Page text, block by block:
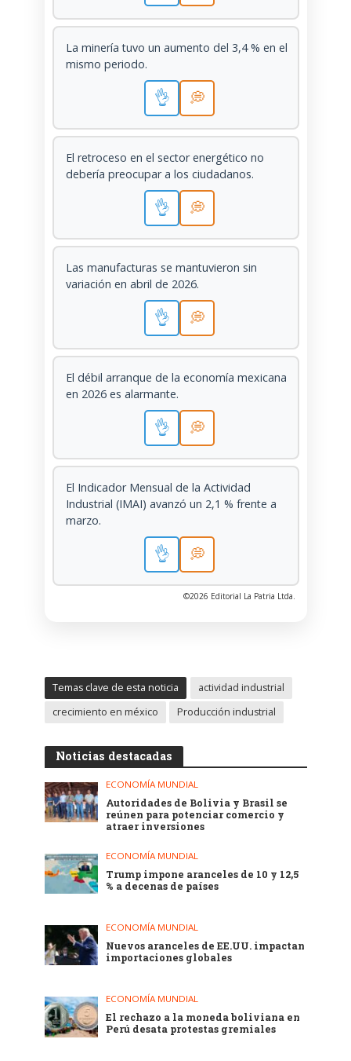
La minería tuvo un aumento del 3,4 % en el
mismo periodo.
👌 💭
El retroceso en el sector energético no
debería preocupar a los ciudadanos.
👌 💭
Las manufacturas se mantuvieron sin
variación en abril de 2026.
👌 💭
El débil arranque de la economía mexicana
en 2026 es alarmante.
👌 💭
El Indicador Mensual de la Actividad
Industrial (IMAI) avanzó un 2,1 % frente a
marzo.
👌 💭
©2026 Editorial La Patria Ltda.
Temas clave de esta noticia
actividad industrial
crecimiento en méxico
Producción industrial
Noticias destacadas
ECONOMÍA MUNDIAL
Autoridades de Bolivia y Brasil se
reúnen para potenciar comercio y
atraer inversiones
ECONOMÍA MUNDIAL
Trump impone aranceles de 10 y 12,5
% a decenas de países
ECONOMÍA MUNDIAL
Nuevos aranceles de EE.UU. impactan
importaciones globales
ECONOMÍA MUNDIAL
El rechazo a la moneda boliviana en
Perú desata protestas gremiales